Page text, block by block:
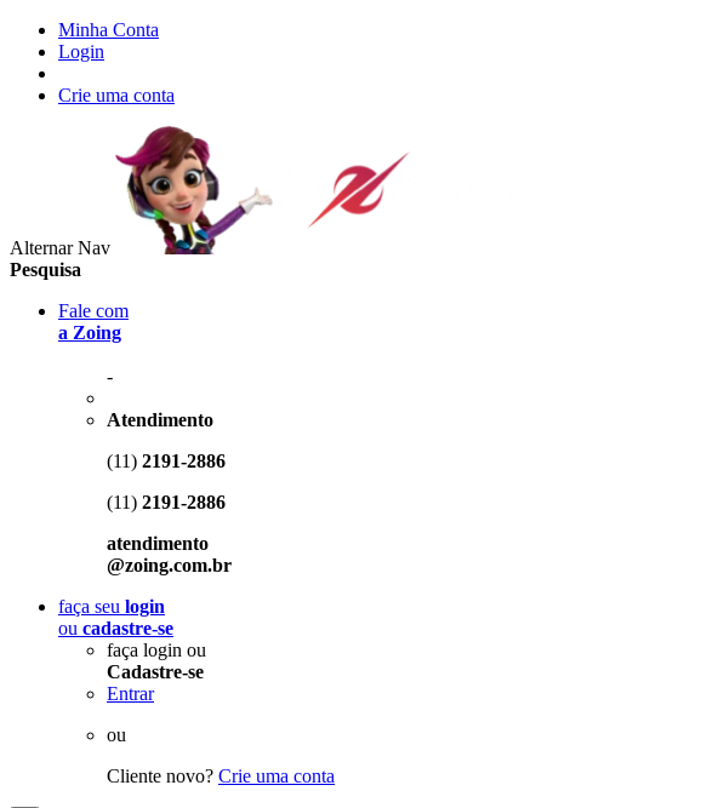
Minha Conta
Login
Crie uma conta
Alternar Nav
Pesquisa
Fale com
a Zoing
-
Atendimento
(11) 2191-2886
(11) 2191-2886
atendimento
@zoing.com.br
faça seu login
ou cadastre-se
faça login ou
Cadastre-se
Entrar
ou
Cliente novo? Crie uma conta